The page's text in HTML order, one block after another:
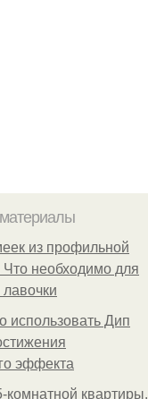
из профильной
необходимо для
лавочки
использовать Дип
эффекта
комнатной квартиры.